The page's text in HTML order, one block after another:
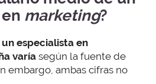
marketing?
especialista en
varíasegún la fuente de
embargo, ambas cifras no